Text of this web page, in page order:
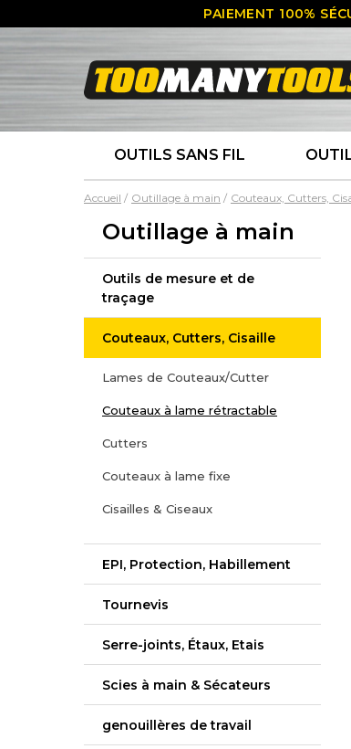
PAIEMENT 100%
OUTILS SANS FIL
Accueil Outillage à main Couteaux, Cutters,
Outillage à main
Outils de mesure et de
traçage
Couteaux, Cutters, Cisaille
Lames de Couteaux/Cutter
Couteaux à lame rétractable
Cutters
Couteaux à lame fixe
Cisailles & Ciseaux
EPI, Protection, Habillement
Tournevis
Serre-joints, Étaux, Etais
Scies à main & Sécateurs
genouillères de travail